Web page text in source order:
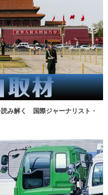
読み解く 国際ジャーナリスト・